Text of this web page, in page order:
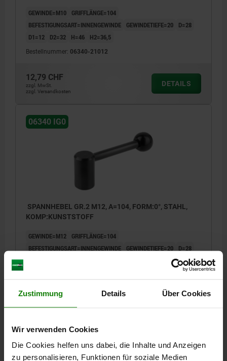
Zustimmung Details Über Cookies
Wir verwenden Cookies
Die Cookies helfen uns dabei, die Inhalte und Anzeigen
zu personalisieren, Funktionen für soziale Medien
GEWINDE=M10
GRIFFLÄNGE=104
BEFESTIGUNGSART=INNENGEWINDE
GEWINDETIEFE=20
D=28
D1=12
D2=32 H=46 H2=36,5
Bestellnummer: 06340-21012
12,79 CHF
zzgl. MwSt.
zzgl. Versandkosten
DETAILS
06340 IG0
SPANNHEBEL GR.2 M12, A=104, FORM:0°, STAHL,
KOMP:KUNSTSTOFF
GEWINDE=M12
GRIFFLÄNGE=104
BEFESTIGUNGSART=INNENGEWINDE
GEWINDETIEFE=20
D=28
12,79 CHF
zzgl. MwSt.
06340 IG0